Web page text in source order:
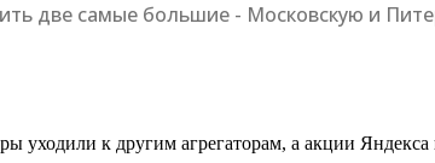
две самые большие - Московскую и
уходили к другим агрегаторам, а акции